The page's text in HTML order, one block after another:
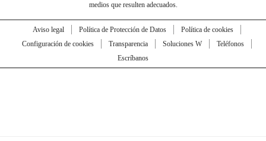
medios que resulten adecuados.
Aviso legal Política de Protección de Datos
Política de cookies
Configuración de cookies
Transparencia Soluciones W
Teléfonos
Escríbanos